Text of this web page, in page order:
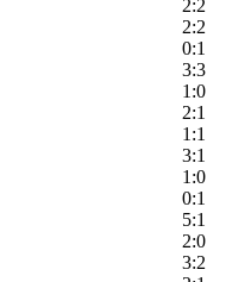
2:2
2:2
0:1
3:3
1:0
2:1
1:1
3:1
1:0
0:1
5:1
2:0
3:2